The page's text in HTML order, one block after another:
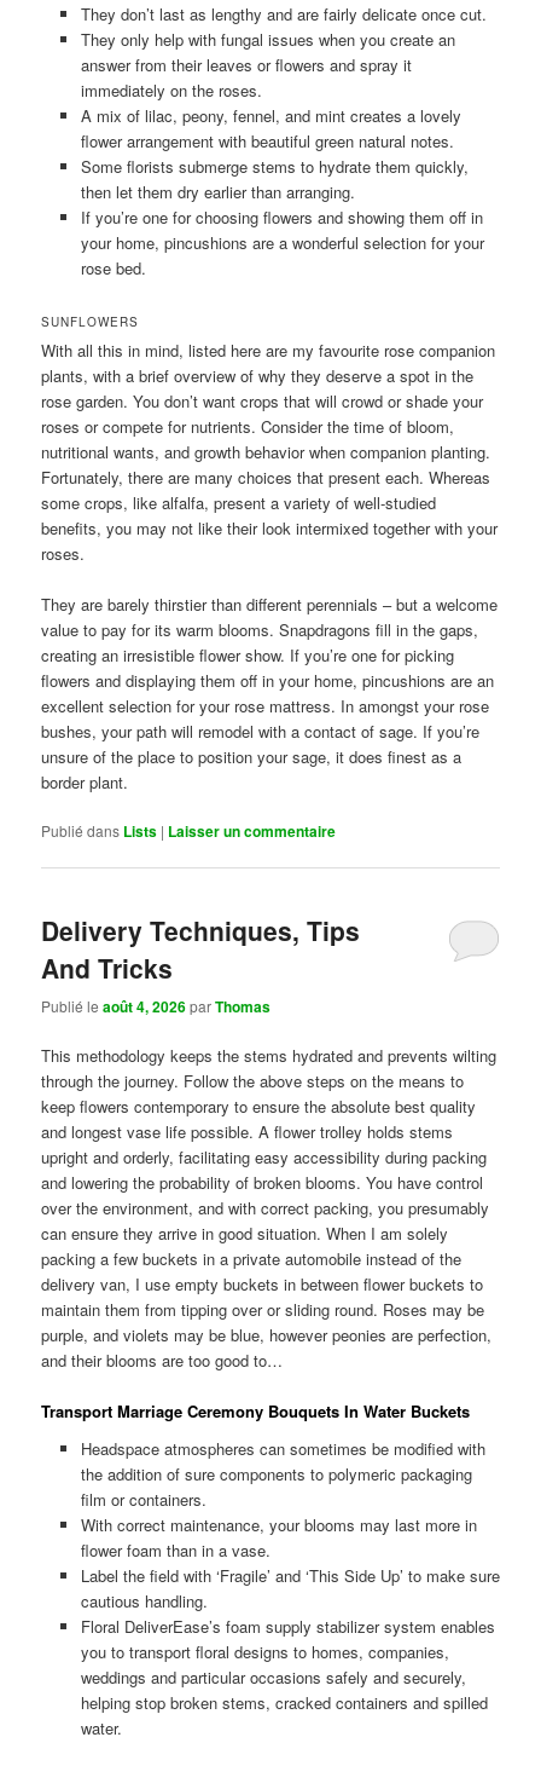
They don’t last as lengthy and are fairly delicate once cut.
They only help with fungal issues when you create an
answer from their leaves or flowers and spray it
immediately on the roses.
A mix of lilac, peony, fennel, and mint creates a lovely
flower arrangement with beautiful green natural notes.
Some florists submerge stems to hydrate them quickly,
then let them dry earlier than arranging.
If you’re one for choosing flowers and showing them off in
your home, pincushions are a wonderful selection for your
rose bed.
SUNFLOWERS
With all this in mind, listed here are my favourite rose companion
plants, with a brief overview of why they deserve a spot in the
rose garden. You don’t want crops that will crowd or shade your
roses or compete for nutrients. Consider the time of bloom,
nutritional wants, and growth behavior when companion planting.
Fortunately, there are many choices that present each. Whereas
some crops, like alfalfa, present a variety of well-studied
benefits, you may not like their look intermixed together with your
roses.
They are barely thirstier than different perennials – but a welcome
value to pay for its warm blooms. Snapdragons fill in the gaps,
creating an irresistible flower show. If you’re one for picking
flowers and displaying them off in your home, pincushions are an
excellent selection for your rose mattress. In amongst your rose
bushes, your path will remodel with a contact of sage. If you’re
unsure of the place to position your sage, it does finest as a
border plant.
Publié dans Lists | Laisser un commentaire
Delivery Techniques, Tips
And Tricks
Publié leaoût 4, 2026parThomas
This methodology keeps the stems hydrated and prevents wilting
through the journey. Follow the above steps on the means to
keep flowers contemporary to ensure the absolute best quality
and longest vase life possible. A flower trolley holds stems
upright and orderly, facilitating easy accessibility during packing
and lowering the probability of broken blooms. You have control
over the environment, and with correct packing, you presumably
can ensure they arrive in good situation. When I am solely
packing a few buckets in a private automobile instead of the
delivery van, I use empty buckets in between flower buckets to
maintain them from tipping over or sliding round. Roses may be
purple, and violets may be blue, however peonies are perfection,
and their blooms are too good to…
Transport Marriage Ceremony Bouquets In Water Buckets
Headspace atmospheres can sometimes be modified with
the addition of sure components to polymeric packaging
film or containers.
With correct maintenance, your blooms may last more in
flower foam than in a vase.
Label the field with ‘Fragile’ and ‘This Side Up’ to make sure
cautious handling.
Floral DeliverEase’s foam supply stabilizer system enables
you to transport floral designs to homes, companies,
weddings and particular occasions safely and securely,
helping stop broken stems, cracked containers and spilled
water.